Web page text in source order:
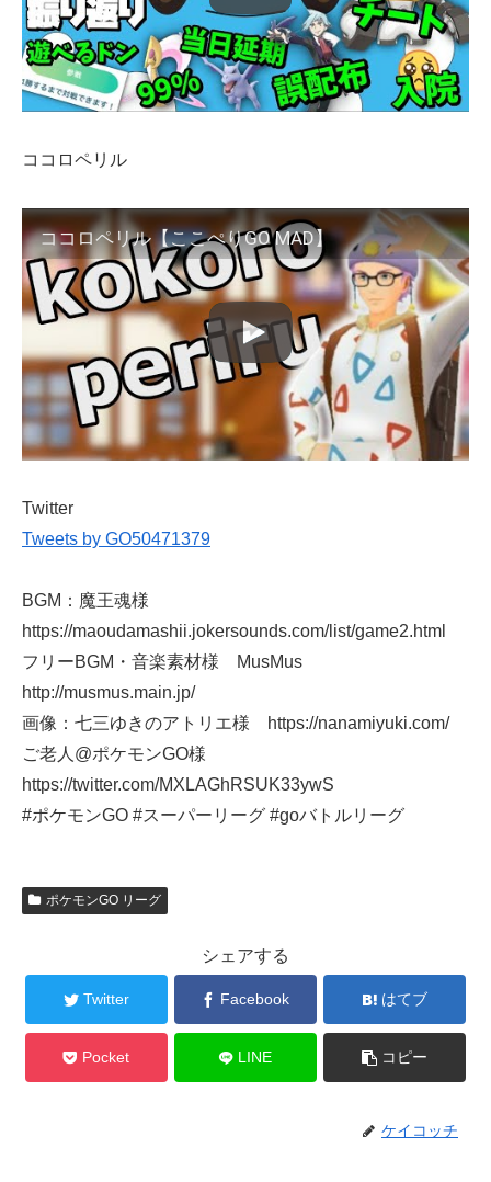
ココロペリル
ココロペリル【ここぺりGO MAD】
Twitter
Tweets by GO50471379
BGM：魔王魂様
https://maoudamashii.jokersounds.com/list/game2.html
フリーBGM・音楽素材様 MusMus
http://musmus.main.jp/
画像：七三ゆきのアトリエ様 https://nanamiyuki.com/
ご老人@ポケモンGO様
https://twitter.com/MXLAGhRSUK33ywS
#ポケモンGO #スーパーリーグ #goバトルリーグ
ポケモンGO リーグ
シェアする
Twitter Facebook はてブ
Pocket LINE コピー
ケイコッチ